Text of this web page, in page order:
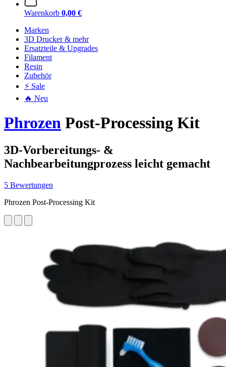
Warenkorb 0,00 €
Marken
3D Drucker & mehr
Ersatzteile & Upgrades
Filament
Resin
Zubehör
⚡ Sale
🔥 Neu
Phrozen Post-Processing Kit
3D-Vorbereitungs- &
Nachbearbeitungprozess leicht gemacht
5 Bewertungen
Phrozen Post-Processing Kit